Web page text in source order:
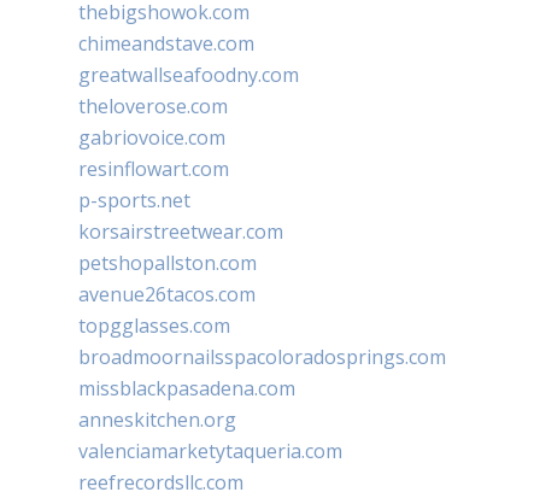
thebigshowok.com
chimeandstave.com
greatwallseafoodny.com
theloverose.com
gabriovoice.com
resinflowart.com
p-sports.net
korsairstreetwear.com
petshopallston.com
avenue26tacos.com
topgglasses.com
broadmoornailsspacoloradosprings.com
missblackpasadena.com
anneskitchen.org
valenciamarketytaqueria.com
reefrecordsllc.com